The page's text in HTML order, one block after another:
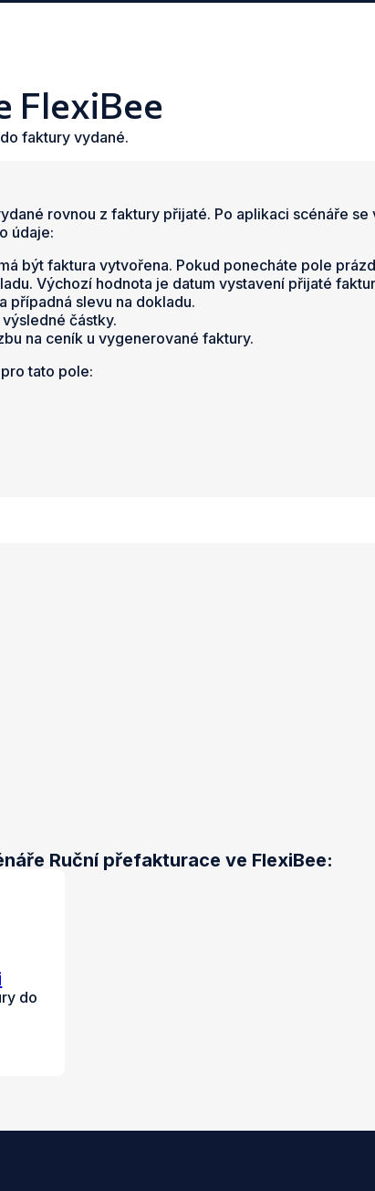
FlexiBee
faktury vydané.
rovnou z faktury přijaté. Po aplikaci scénáře
údaje:
být faktura vytvořena. Pokud ponecháte pole
Výchozí hodnota je datum vystavení přijaté
případná slevu na dokladu.
částky.
na ceník u vygenerované faktury.
tato pole:
Ruční přefakturace ve FlexiBee:
do